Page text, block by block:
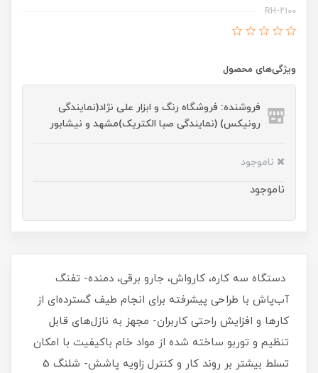
RH-2100
ویژگی‌های محصول
فروشنده: فروشگاه رنگ و ابزار علی نژاد(نمایندگی
رونیکس) (نمایندگی صبا الکتریک)مشهد و نیشابور
ناموجود
ناموجود
دستگاه سه کاره، کارواش، جارو برقی، دمنده- تفنگ
آب‌پاش با طراحی پیشرفته برای انجام طیف گسترده‌ای از
کارها و افزایش راحتی کاربران- مجهز به نازل‌های قابل
تنظیم و توربو ساخته شده از مواد خام باکیفیت با امکان
تسلط بیشتر بر روند کار و کنترل زاویه پاشش- شلنگ 5